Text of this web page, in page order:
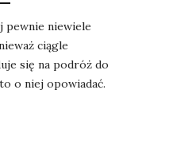
pewnie niewiele
ciągle
się na podróż do
o niej opowiadać.